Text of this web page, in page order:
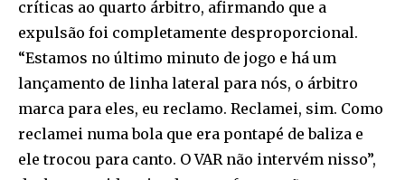
críticas ao quarto árbitro, afirmando que a
expulsão foi completamente desproporcional.
“Estamos no último minuto de jogo e há um
lançamento de linha lateral para nós, o árbitro
marca para eles, eu reclamo. Reclamei, sim. Como
reclamei numa bola que era pontapé de baliza e
ele trocou para canto. O VAR não intervém nisso”,